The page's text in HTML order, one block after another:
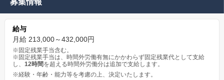
実際に20代で店長になる人材や30代で取締役、グループ会社の社
募集情報
給与
月給 213,000～432,000円
※固定残業手当含む。
※固定残業手当は、時間外労働有無にかかわらず固定残業代として支給
し、 12時間を超える時間外労働分は追加で支給します。
※経験・年齢・能力等を考慮の上、決定いたします。